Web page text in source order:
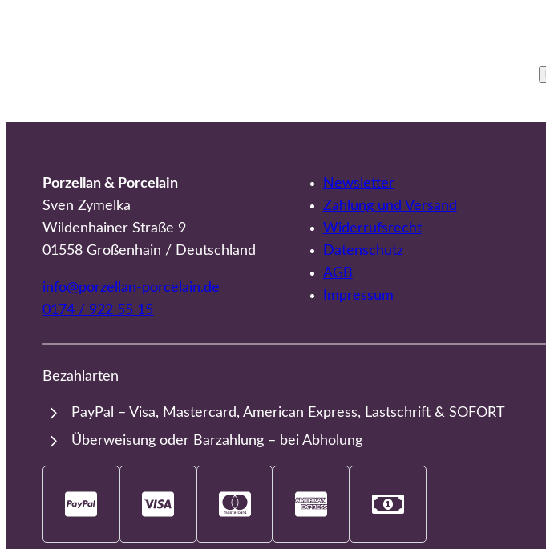
Porzellan & Porcelain
Sven Zymelka
Wildenhainer Straße 9
01558 Großenhain / Deutschland
info@porzellan-porcelain.de
0174 / 922 55 15
Newsletter
Zahlung und Versand
Widerrufsrecht
Datenschutz
AGB
Impressum
Bezahlarten
PayPal – Visa, Mastercard, American Express, Lastschrift & SOFORT
Überweisung oder Barzahlung – bei Abholung